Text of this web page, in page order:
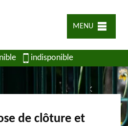
MENU
indisponible
de clôture et